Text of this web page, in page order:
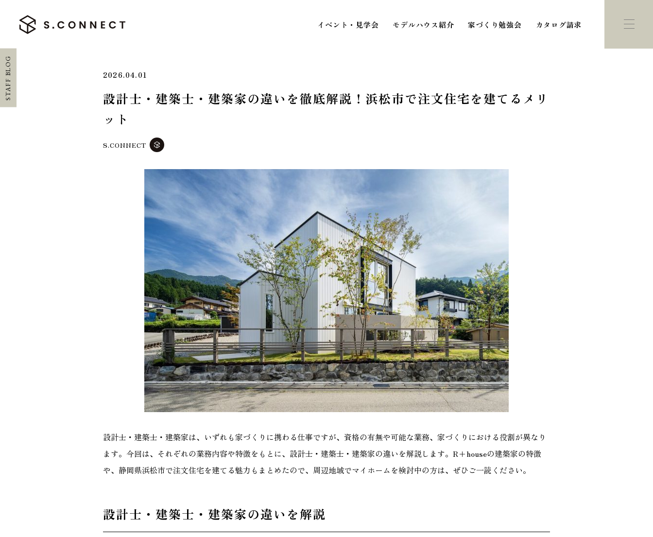
イベント・見学会 モデルハウス紹介 家づくり勉強会 カタログ請求
会社情報
ACCESS MAP
アクセスマップ
プライバシーポリシー 家づくり勉強会
STAFF BLOG 2026.04.01
設計士・建築士・建築家の違いを徹底解説！浜松市で注文住宅を建てるメリ
ット
S.CONNECT
設計士・建築士・建築家は、いずれも家づくりに携わる仕事ですが、資格の有無や可能な業務、家づくりにおける役割が異なり
ます。今回は、それぞれの業務内容や特徴をもとに、設計士・建築士・建築家の違いを解説します。R+houseの建築家の特徴
や、静岡県浜松市で注文住宅を建てる魅力もまとめたので、周辺地域でマイホームを検討中の方は、ぜひご一読ください。
設計士・建築士・建築家の違いを解説